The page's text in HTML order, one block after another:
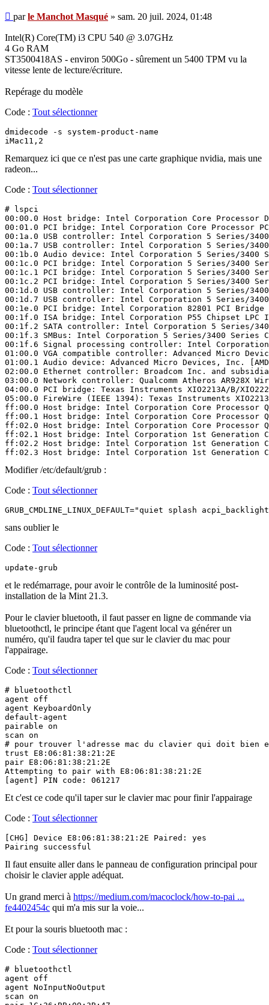
Message
parle Manchot Masqué » sam. 20 juil. 2024, 01:48
Intel(R) Core(TM) i3 CPU 540 @ 3.07GHz
4 Go RAM
ST3500418AS - environ 500Go - sûrement un 5400 TPM vu la
vitesse lente de lecture/écriture.
Repérage du modèle
Code : Tout sélectionner
dmidecode -s system-product-name
iMac11,2
Remarquez ici que ce n'est pas une carte graphique nvidia, mais une
radeon...
Code : Tout sélectionner
# lspci
00:00.0 Host bridge: Intel Corporation Core Processor
00:01.0 PCI bridge: Intel Corporation Core Processor
00:1a.0 USB controller: Intel Corporation 5 Series/
00:1a.7 USB controller: Intel Corporation 5 Series/
00:1b.0 Audio device: Intel Corporation 5 Series/3400
00:1c.0 PCI bridge: Intel Corporation 5 Series/3400
00:1c.1 PCI bridge: Intel Corporation 5 Series/3400
00:1c.2 PCI bridge: Intel Corporation 5 Series/3400
00:1d.0 USB controller: Intel Corporation 5 Series/
00:1d.7 USB controller: Intel Corporation 5 Series/
00:1e.0 PCI bridge: Intel Corporation 82801 PCI
00:1f.0 ISA bridge: Intel Corporation P55 Chipset
00:1f.2 SATA controller: Intel Corporation 5 Series/
00:1f.3 SMBus: Intel Corporation 5 Series/3400 Series
00:1f.6 Signal processing controller: Intel Corporation
01:00.0 VGA compatible controller: Advanced Micro
01:00.1 Audio device: Advanced Micro Devices, Inc.
02:00.0 Ethernet controller: Broadcom Inc. and
03:00.0 Network controller: Qualcomm Atheros AR928X
04:00.0 PCI bridge: Texas Instruments XIO2213A/B/
05:00.0 FireWire (IEEE 1394): Texas Instruments
ff:00.0 Host bridge: Intel Corporation Core Processor
ff:00.1 Host bridge: Intel Corporation Core Processor
ff:02.0 Host bridge: Intel Corporation Core Processor
ff:02.1 Host bridge: Intel Corporation 1st Generation
ff:02.2 Host bridge: Intel Corporation 1st Generation
ff:02.3 Host bridge: Intel Corporation 1st Generation
Modifier /etc/default/grub :
Code : Tout sélectionner
GRUB_CMDLINE_LINUX_DEFAULT="quiet splash
sans oublier le
Code : Tout sélectionner
update-grub
et le redémarrage, pour avoir le contrôle de la luminosité post-
installation de la Mint 21.3.
Pour le clavier bluetooth, il faut passer en ligne de commande via
bluetoothctl, le principe étant que l'agent local va générer un
numéro, qu'il faudra taper tel que sur le clavier du mac pour
l'appairage.
Code : Tout sélectionner
# bluetoothctl
agent off
agent KeyboardOnly
default-agent
pairable on
scan on
# pour trouver l'adresse mac du clavier qui doit bien
trust E8:06:81:38:21:2E
pair E8:06:81:38:21:2E
Attempting to pair with E8:06:81:38:21:2E
[agent] PIN code: 061217
Et c'est ce code qu'il taper sur le clavier mac pour finir l'appairage
Code : Tout sélectionner
[CHG] Device E8:06:81:38:21:2E Paired: yes
Pairing successful
Il faut ensuite aller dans le panneau de configuration principal pour
choisir le clavier apple adéquat.
Un grand merci à https://medium.com/macoclock/how-to-pai ...
fe4402454c qui m'a mis sur la voie...
Et pour la souris bluetooth mac :
Code : Tout sélectionner
# bluetoothctl
agent off
agent NoInputNoOutput
scan on